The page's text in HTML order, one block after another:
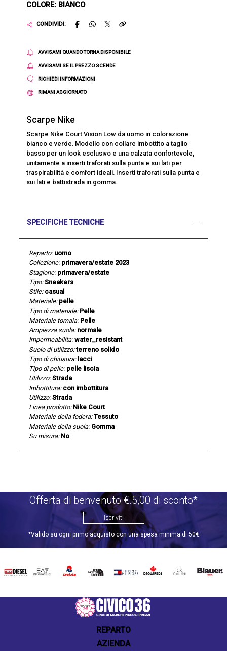
COLORE: BIANCO
CONDIVIDI:
AVVISAMI QUANDO TORNA DISPONIBILE
AVVISAMI SE IL PREZZO SCENDE
RICHIEDI INFORMAZIONI
RIMANI AGGIORNATO
Scarpe Nike
Scarpe Nike Court Vision Low da uomo in colorazione
bianco e verde. Modello con collare imbottito a taglio
basso per un look esclusivo e una calzata confortevole,
unitamente a inserti traforati sulla punta e sui lati per
traspirabilità e comfort ideali. Inserti traforati sulla punta e
sui lati e battistrada in gomma.
SPECIFICHE TECNICHE
Reparto: uomo
Collezione: primavera/estate 2023
Stagione: primavera/estate
Tipo: Sneakers
Stile: casual
Materiale: pelle
Tipo di materiale: Pelle
Materiale tomaia: Pelle
Ampiezza suola: normale
Impermeabilita: water_resistant
Suolo di utilizzo: terreno solido
Tipo di chiusura: lacci
Tipo di pelle: pelle liscia
Utilizzo: Strada
Imbottitura: con imbottitura
Utilizzo: Strada
Linea prodotto: Nike Court
Materiale della fodera: Tessuto
Materiale della suola: Gomma
Su misura: No
Offerta di benvenuto €.5,00 di sconto*
Iscriviti
*Valido su ogni primo acquisto con una spesa minima di 50€
DIESEL EA7 INVICTATHE
TOMMY
DSQUARED2
CALVIN BLAUER
REPARTO
AZIENDA